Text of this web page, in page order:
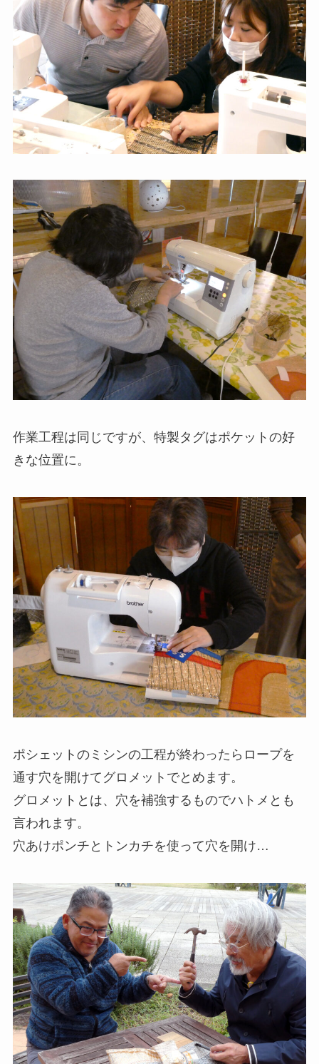
作業工程は同じですが、特製タグはポケットの好
きな位置に。
ポシェットのミシンの工程が終わったらロープを
通す穴を開けてグロメットでとめます。
グロメットとは、穴を補強するものでハトメとも
言われます。
穴あけポンチとトンカチを使って穴を開け…